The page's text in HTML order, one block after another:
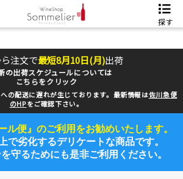
探す
注文で最短8月10日(月)出荷
の出荷スケジュールについては
こちらをクリック
の配送に遅れが生じております。最新情報は佐川急便
のHPをご確認下さい。
ル便』のご利用をお勧めいたします。
で劣化するデリケートな商品です。
守るためにも是非ご利用ください。